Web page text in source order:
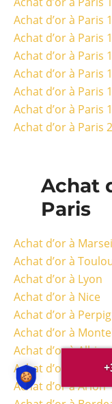
Achat d’or à Paris
Achat d’or à Paris
Achat d’or à Paris
Achat d’or à Paris
Achat d’or à Paris
Achat d’or à Paris
Achat d’or à Paris
Achat
Paris
Achat d’or à
Achat d’or à
Achat d’or à Lyon
Achat d’or à Nice
Achat d’or à
Achat d’or à
Achat d’or à Albi
Achat d’or à
Achat d’or à Arlon